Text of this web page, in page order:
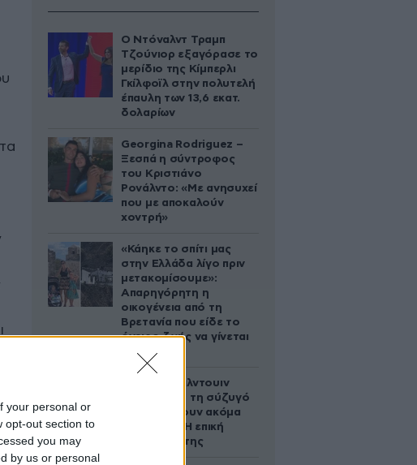
your personal or
opt-out section to
you may
by us or personal
Ο Ντόναλντ Τραμπ
Τζούνιορ εξαγόρασε το
μερίδιο της Κίμπερλι
Γκίλφοϊλ στην πολυτελή
έπαυλη των 13,6 εκατ.
δολαρίων
Georgina Rodriguez –
Ξεσπά η σύντροφος
του Κριστιάνο
Ρονάλντο: «Με ανησυχεί
που με αποκαλούν
χοντρή»
«Κάηκε το σπίτι μας
στην Ελλάδα λίγο πριν
μετακομίσουμε»:
Απαρηγόρητη η
οικογένεια από τη
Βρετανία που είδε το
όνειρο ζωής να γίνεται
στάχτη
Ο Άλεκ Μπάλντουιν
ζήτησε από τη σύζυγό
του να κάνουν ακόμα
ένα παιδί – Η επική
αντίδρασή της